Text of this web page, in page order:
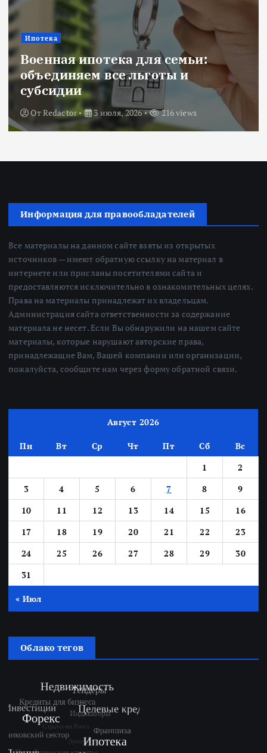
Ипотека
Военная ипотека для семьи:
объединяем все льготы и
субсидии
ОтRedactor 3 июля, 2026 216 views
Информация для правообладателей
Все материалы на данном сайте взяты из открытых
источников — имеют обратную ссылку на материал в
интернете или присланы посетителями сайта и
предоставляются исключительно в ознакомительных целях.
Права на материалы принадлежат их владельцам.
Администрация сайта ответственности за содержание
материала не несет. Если Вы обнаружили на нашем сайте
материалы, которые нарушают авторские права,
принадлежащие Вам, Вашей компании или организации,
пожалуйста, сообщите нам через форму обратной связи.
Август 2026
Пн Вт Ср Чт Пт Сб
Вс
1
2
3
4 5 6 7 8
9
10
11 12 13 14 15
16
17
18 19 20 21 22
23
24
25 26 27 28 29
30
31
« Июл
Облако тегов